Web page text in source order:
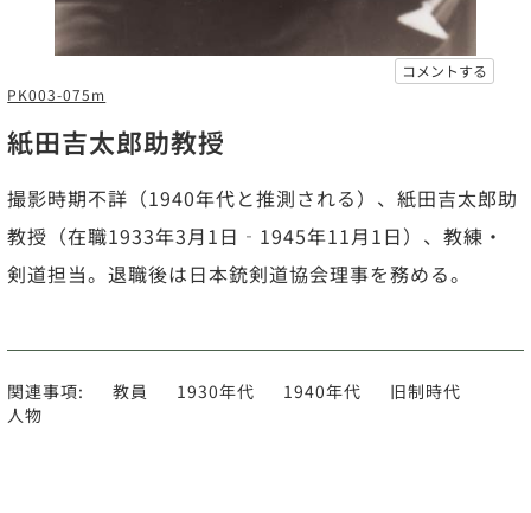
コメントする
PK003-075m
紙田吉太郎助教授
撮影時期不詳（1940年代と推測される）、紙田吉太郎助
教授（在職1933年3月1日‐1945年11月1日）、教練・
剣道担当。退職後は日本銃剣道協会理事を務める。
関連事項: 教員 1930年代 1940年代
旧制時代
人物